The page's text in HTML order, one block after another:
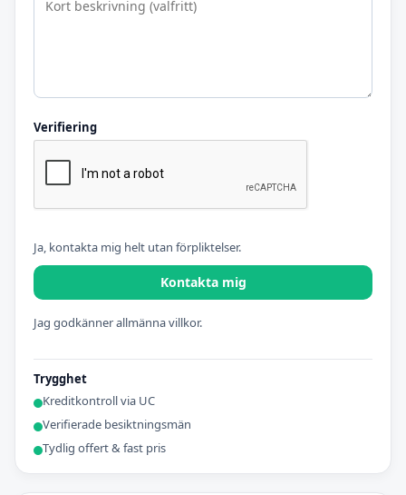
Verifiering
Ja, kontakta mig helt utan förpliktelser.
Kontakta mig
Jag godkänner allmänna villkor.
Trygghet
Kreditkontroll via UC
Verifierade besiktningsmän
Tydlig offert & fast pris